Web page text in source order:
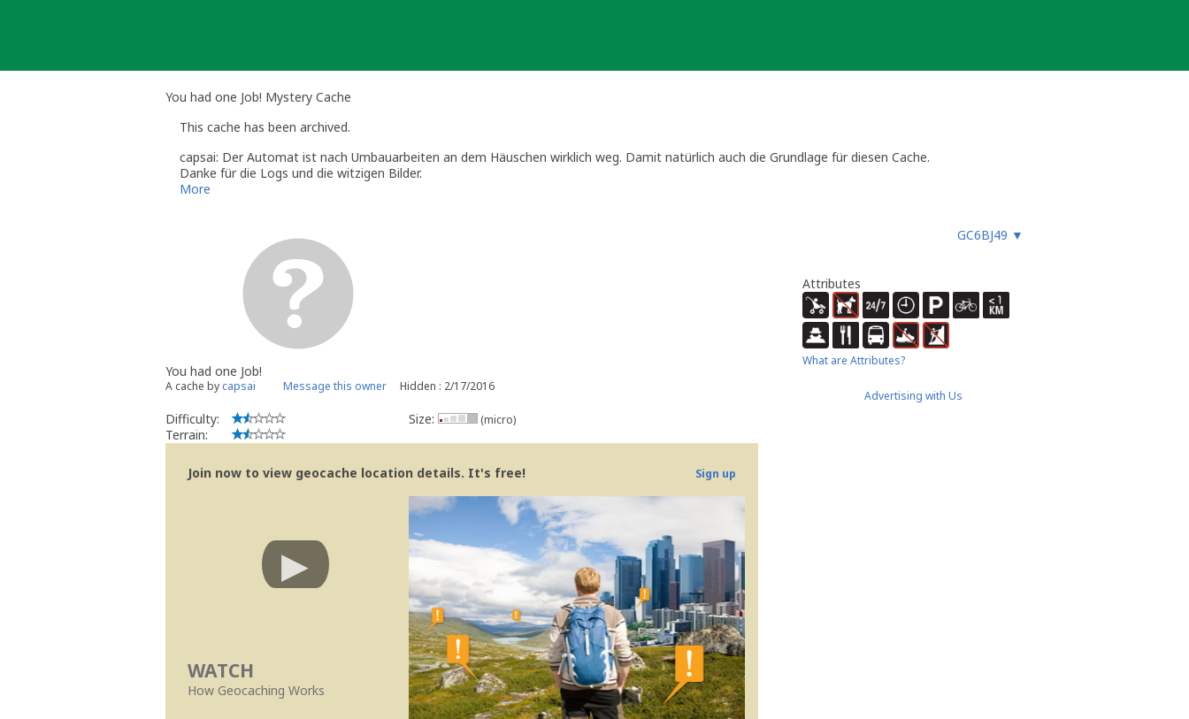
You had one Job! Mystery Cache
This cache has been archived.
capsai: Der Automat ist nach Umbauarbeiten an dem Häuschen wirklich weg. Damit natürlich auch die Grundlage für diesen Cache.
Danke für die Logs und die witzigen Bilder.
Nun ist hier Platz für Neues.
More
GC6BJ49 ▼
You had one Job!
A cache by capsai Message this owner Hidden : 2/17/2016
Difficulty:
Terrain:
Size: (micro)
Join now to view geocache location details. It's free! Sign up
WATCH
How Geocaching Works
Attributes
What are Attributes?
Advertising with Us